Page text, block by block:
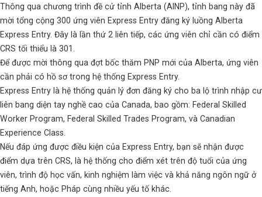
Thông qua chương trình đề cử tỉnh Alberta (AINP), tỉnh bang này đã
mời tổng cộng 300 ứng viên Express Entry đăng ký luồng Alberta
Express Entry. Đây là lần thứ 2 liên tiếp, các ứng viên chỉ cần có điểm
CRS tối thiểu là 301.
Để được mời thông qua đợt bốc thăm PNP mới của Alberta, ứng viên
cần phải có hồ sơ trong hệ thống Express Entry.
Express Entry là hệ thống quản lý đơn đăng ký cho ba lộ trình nhập cư
liên bang diện tay nghề cao của Canada, bao gồm: Federal Skilled
Worker Program, Federal Skilled Trades Program, và Canadian
Experience Class.
Nếu đáp ứng được điều kiện của Express Entry, bạn sẽ nhận được
điểm dựa trên CRS, là hệ thống cho điểm xét trên độ tuổi của ứng
viên, trình độ học vấn, kinh nghiệm làm việc và khả năng ngôn ngữ ở
tiếng Anh, hoặc Pháp cùng nhiều yếu tố khác.